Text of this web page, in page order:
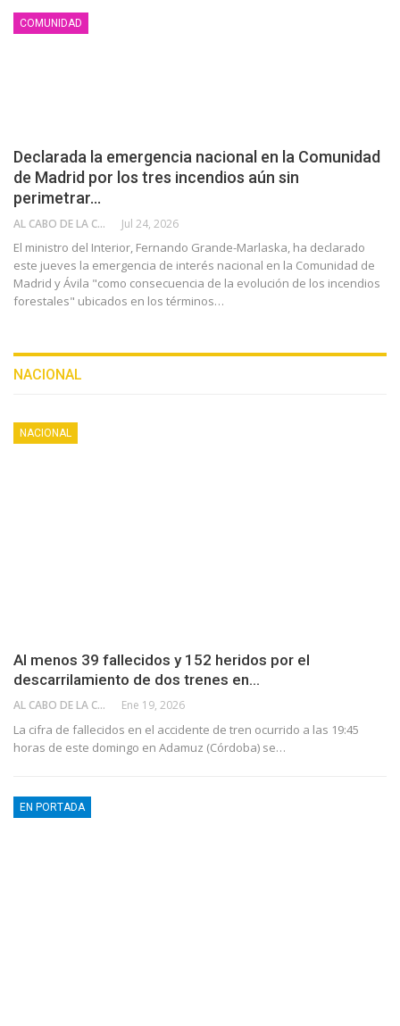
COMUNIDAD
Declarada la emergencia nacional en la Comunidad
de Madrid por los tres incendios aún sin
perimetrar…
AL CABO DE LA CALLE Jul 24, 2026
El ministro del Interior, Fernando Grande-Marlaska, ha declarado
este jueves la emergencia de interés nacional en la Comunidad de
Madrid y Ávila "como consecuencia de la evolución de los incendios
forestales" ubicados en los términos…
NACIONAL
NACIONAL
Al menos 39 fallecidos y 152 heridos por el
descarrilamiento de dos trenes en…
AL CABO DE LA CALLE Ene 19, 2026
La cifra de fallecidos en el accidente de tren ocurrido a las 19:45
horas de este domingo en Adamuz (Córdoba) se…
EN PORTADA